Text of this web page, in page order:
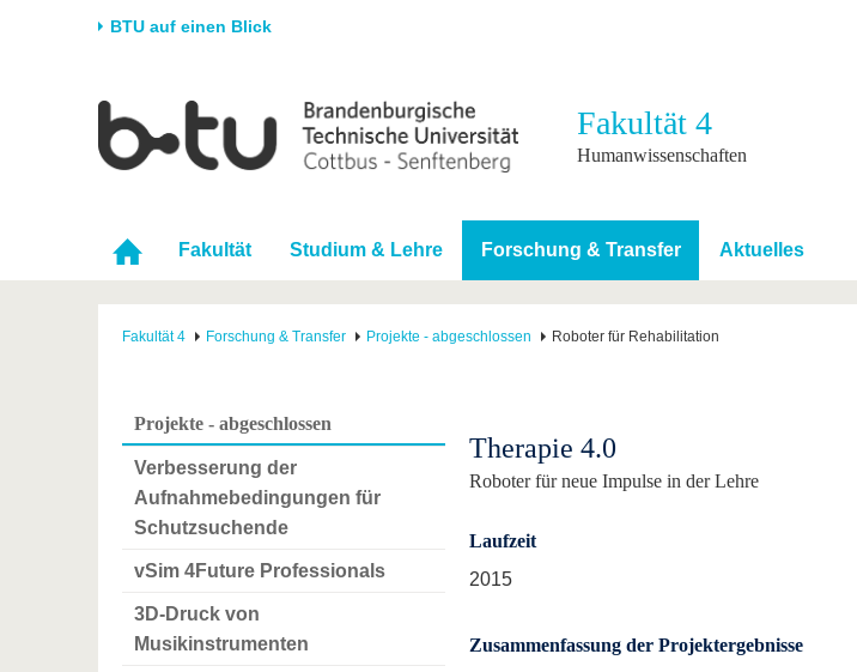
BTU auf einen Blick
Universität
Karriere & Engagement
Forschung
Förderung
Studium
Vor dem Studium
Im Studium
International
Mit der BTU ins Ausland
Kontakt
Fakultät 4
Humanwissenschaften
Fakultät Studium & Lehre Forschung & Transfer Aktuelles
Fakultät 4 Forschung & Transfer Projekte - abgeschlossen Roboter für Rehabilitation
Projekte - abgeschlossen
Verbesserung der
Aufnahmebedingungen für
Schutzsuchende
vSim 4Future Professionals
3D-Druck von
Musikinstrumenten
Therapie 4.0
Roboter für neue Impulse in der Lehre
Laufzeit
2015
Zusammenfassung der Projektergebnisse